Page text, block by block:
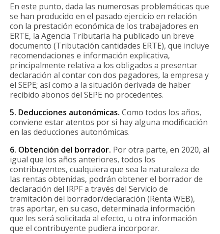
En este punto, dada las numerosas problemáticas que
se han producido en el pasado ejercicio en relación
con la prestación económica de los trabajadores en
ERTE, la Agencia Tributaria ha publicado un breve
documento (Tributación cantidades ERTE), que incluye
recomendaciones e información explicativa,
principalmente relativa a los obligados a presentar
declaración al contar con dos pagadores, la empresa y
el SEPE; así como a la situación derivada de haber
recibido abonos del SEPE no procedentes.
5. Deducciones autonómicas. Como todos los años,
conviene estar atentos por si hay alguna modificación
en las deducciones autonómicas.
6. Obtención del borrador. Por otra parte, en 2020, al
igual que los años anteriores, todos los
contribuyentes, cualquiera que sea la naturaleza de
las rentas obtenidas, podrán obtener el borrador de
declaración del IRPF a través del Servicio de
tramitación del borrador/declaración (Renta WEB),
tras aportar, en su caso, determinada información
que les será solicitada al efecto, u otra información
que el contribuyente pudiera incorporar.